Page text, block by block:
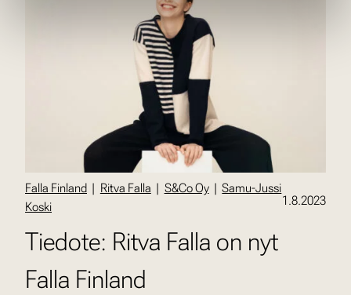
Falla Finland | Ritva Falla | S&Co Oy | Samu-Jussi
Koski
1.8.2023
Tiedote: Ritva Falla on nyt
Falla Finland